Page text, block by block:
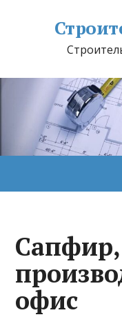
Сапфир,
офис